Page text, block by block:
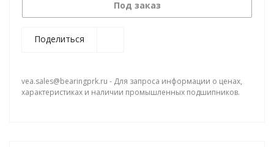
Под заказ
Поделиться
vea.sales@bearingprk.ru - Для запроса информации о ценах,
характеристиках и наличии промышленных подшипников.